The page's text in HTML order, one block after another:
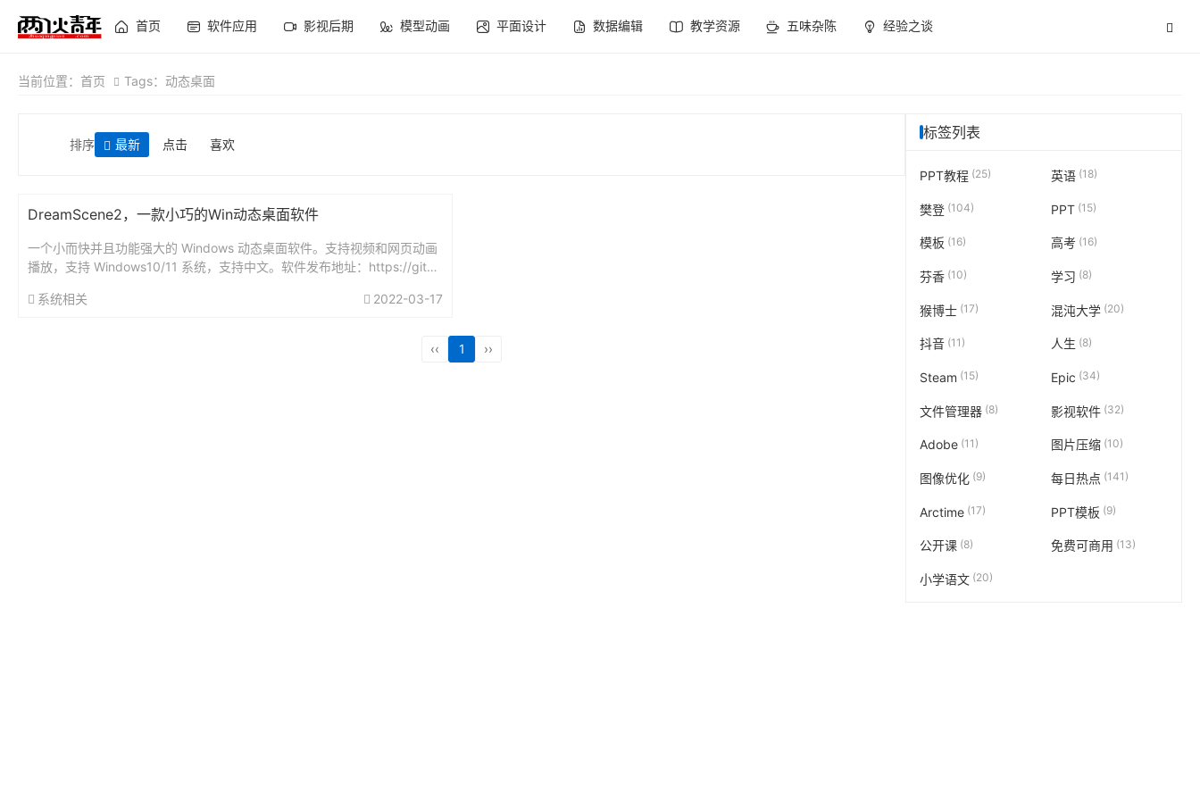
首页 软件应用 影视后期 模型动画 平面设计 数据编辑 教学资源 五味杂陈 经验之谈
当前位置： 首页 Tags：动态桌面
排序 最新 点击 喜欢
DreamScene2，一款小巧的Win动态桌面软件
一个小而快并且功能强大的 Windows 动态桌面软件。支持视频和网页动画
播放，支持 Windows10/11 系统，支持中文。软件发布地址：https://githu
系统相关
2022-03-17
‹‹ 1 ››
标签列表
PPT教程 (25) 英语(18)
樊登 (104) PPT(15)
模板 (16) 高考(16)
芬香 (10) 学习 (8)
猴博士 (17) 混沌大学 (20)
抖音 (11) 人生 (8)
Steam (15) Epic (34)
文件管理器 (8) 影视软件(32)
Adobe (11) 图片压缩(10)
图像优化 (9) 每日热点 (141)
Arctime (17) PPT模板 (9)
公开课 (8) 免费可商用 (13)
小学语文 (20)